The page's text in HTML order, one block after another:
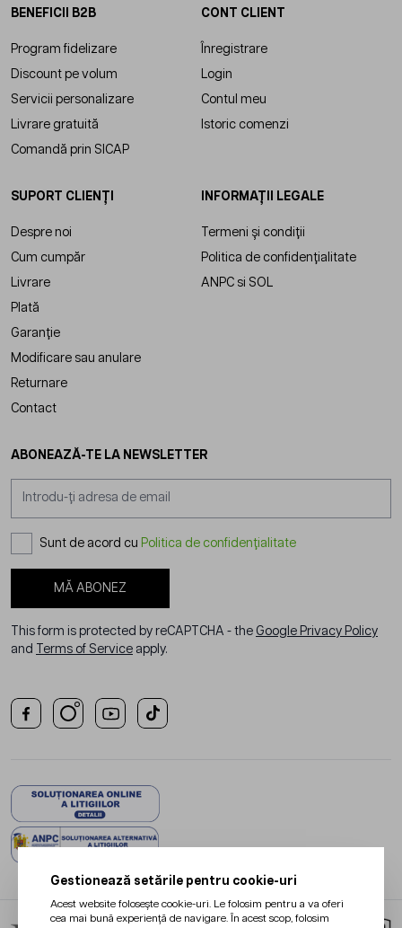
BENEFICII B2B
Program fidelizare
Discount pe volum
Servicii personalizare
Livrare gratuită
Comandă prin SICAP
CONT CLIENT
Înregistrare
Login
Contul meu
Istoric comenzi
SUPORT CLIENȚI
Despre noi
Cum cumpăr
Livrare
Plată
Garanție
Modificare sau anulare
Returnare
Contact
INFORMAȚII LEGALE
Termeni și condiții
Politica de confidențialitate
ANPC si SOL
ABONEAZĂ-TE LA NEWSLETTER
Sunt de acord cu Politica de confidențialitate
MĂ ABONEZ
This form is protected by reCAPTCHA - the Google Privacy Policy
and
Terms of Service apply.
Gestionează setările pentru cookie-uri
Acest website folosește cookie-uri. Le folosim pentru a va oferi
cea mai bună experiență de navigare. În acest scop, folosim